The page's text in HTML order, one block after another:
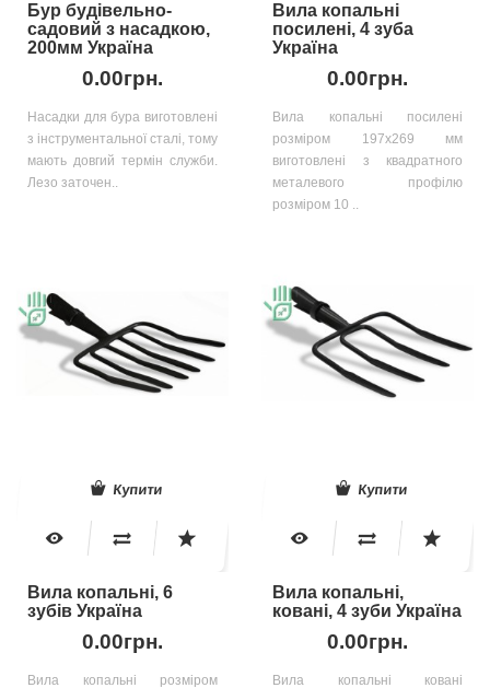
Бур будівельно-
садовий з насадкою,
200мм Україна
0.00грн.
Насадки для бура виготовлені
з інструментальної сталі, тому
мають довгий термін служби.
Лезо заточен..
Вила копальні
посилені, 4 зуба
Україна
0.00грн.
Вила копальні посилені
розміром 197х269 мм
виготовлені з квадратного
металевого профілю
розміром 10 ..
Купити
Вила копальні, 6
зубів Україна
0.00грн.
Вила копальні розміром
Купити
Вила копальні,
ковані, 4 зуби Україна
0.00грн.
Вила копальні ковані